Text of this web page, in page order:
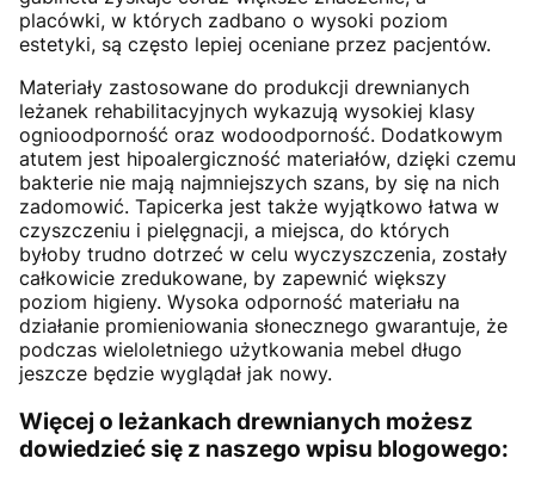
placówki, w których zadbano o wysoki poziom
estetyki, są często lepiej oceniane przez pacjentów.
Materiały zastosowane do produkcji drewnianych
leżanek rehabilitacyjnych wykazują wysokiej klasy
ognioodporność oraz wodoodporność. Dodatkowym
atutem jest hipoalergiczność materiałów, dzięki czemu
bakterie nie mają najmniejszych szans, by się na nich
zadomowić. Tapicerka jest także wyjątkowo łatwa w
czyszczeniu i pielęgnacji, a miejsca, do których
byłoby trudno dotrzeć w celu wyczyszczenia, zostały
całkowicie zredukowane, by zapewnić większy
poziom higieny. Wysoka odporność materiału na
działanie promieniowania słonecznego gwarantuje, że
podczas wieloletniego użytkowania mebel długo
jeszcze będzie wyglądał jak nowy.
Więcej o leżankach drewnianych możesz
dowiedzieć się z naszego wpisu blogowego: